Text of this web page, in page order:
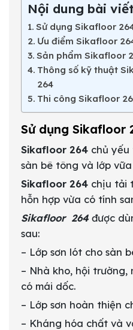
Nội dung bài
Sử dụng Sikafloor
Ưu điểm Sikafloor
Sản phẩm Sikafloor
Thông số kỹ thuật
264
Thi công Sikafloor
Sử dụng Sikafloor
Sikafloor 264 chủ yếu
sàn bê tông và lớp
Sikafloor 264 chịu tải
hỗn hợp vừa có tính
Sikafloor 264được
sau:
– Lớp sơn lót cho sàn
– Nhà kho, hội
có mái dốc.
– Lớp sơn hoàn thiện
– Kháng hóa chất và